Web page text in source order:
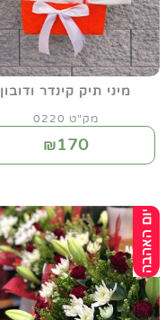
מיני תיק קינדר ודובון
מק"ט 0220
₪170